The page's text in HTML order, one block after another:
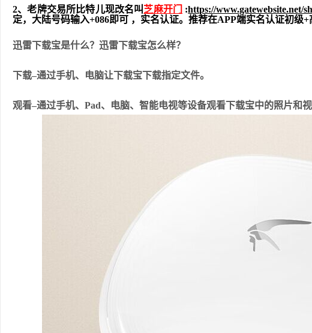
2、老牌交易所比特儿现改名叫 芝麻开门 :https://www.gatewebsite.net/
定，大陆号码输入+086即可 ，实名认证。推荐在APP端实名认证初级
迅雷下载宝是什么？迅雷下载宝怎么样？
下载–通过手机、电脑让下载宝下载指定文件。
观看–通过手机、Pad、电脑、智能电视等设备观看下载宝中的照片和视